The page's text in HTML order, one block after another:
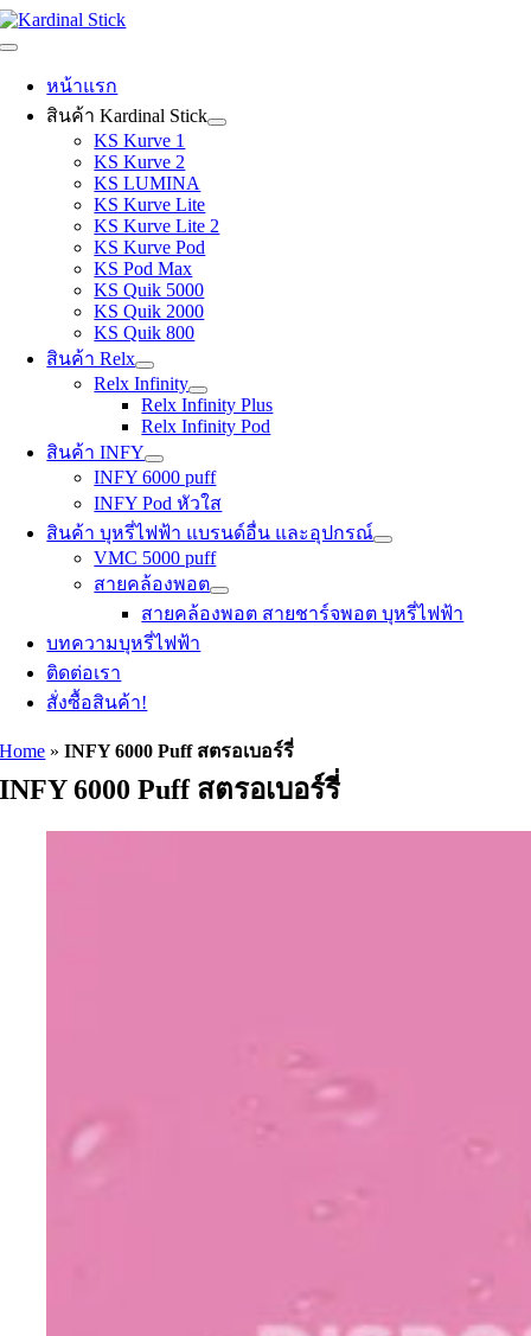
Skip
to
Toggle
Navigation
หน้าแรก
สินค้า Kardinal Stick
KS Kurve 1
KS Kurve 2
KS LUMINA
KS Kurve Lite
KS Kurve Lite 2
KS Kurve Pod
KS Pod Max
KS Quik 5000
KS Quik 2000
KS Quik 800
สินค้า Relx
Relx Infinity
Relx Infinity Plus
Relx Infinity Pod
สินค้า INFY
INFY 6000 puff
INFY Pod หัวใส
สินค้า บุหรี่ไฟฟ้า แบรนด์อื่น และอุปกรณ์
VMC 5000 puff
สายคล้องพอต
สายคล้องพอต สายชาร์จพอต บุหรี่ไฟฟ้า
บทความบุหรี่ไฟฟ้า
ติดต่อเรา
สั่งซื้อสินค้า!
Home »INFY 6000 Puff สตรอเบอร์รี่
INFY 6000 Puff สตรอเบอร์รี่